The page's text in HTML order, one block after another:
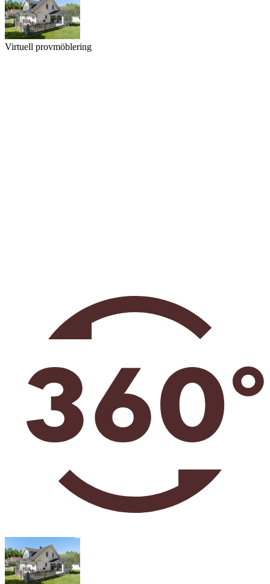
Virtuell provmöblering